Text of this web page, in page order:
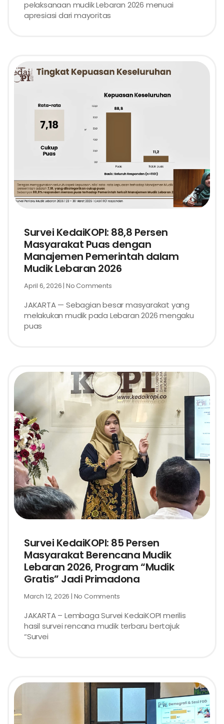
pelaksanaan mudik Lebaran 2026 menuai
apresiasi dari mayoritas
Survei KedaiKOPI: 88,8 Persen
Masyarakat Puas dengan
Manajemen Pemerintah dalam
Mudik Lebaran 2026
April 6, 2026 No Comments
JAKARTA — Sebagian besar masyarakat yang
melakukan mudik pada Lebaran 2026 mengaku
puas
Survei KedaiKOPI: 85 Persen
Masyarakat Berencana Mudik
Lebaran 2026, Program “Mudik
Gratis” Jadi Primadona
March 12, 2026 No Comments
JAKARTA – Lembaga Survei KedaiKOPI merilis
hasil survei rencana mudik terbaru bertajuk
“Survei